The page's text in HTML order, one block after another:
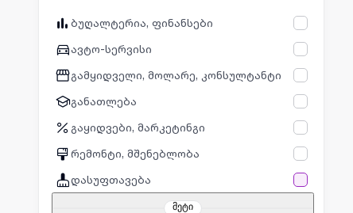
ბუღალტერია, ფინანსები
ავტო-სერვისი
გამყიდველი, მოლარე, კონსულტანტი
განათლება
გაყიდვები, მარკეტინგი
რემონტი, მშენებლობა
დასუფთავება
მეტი